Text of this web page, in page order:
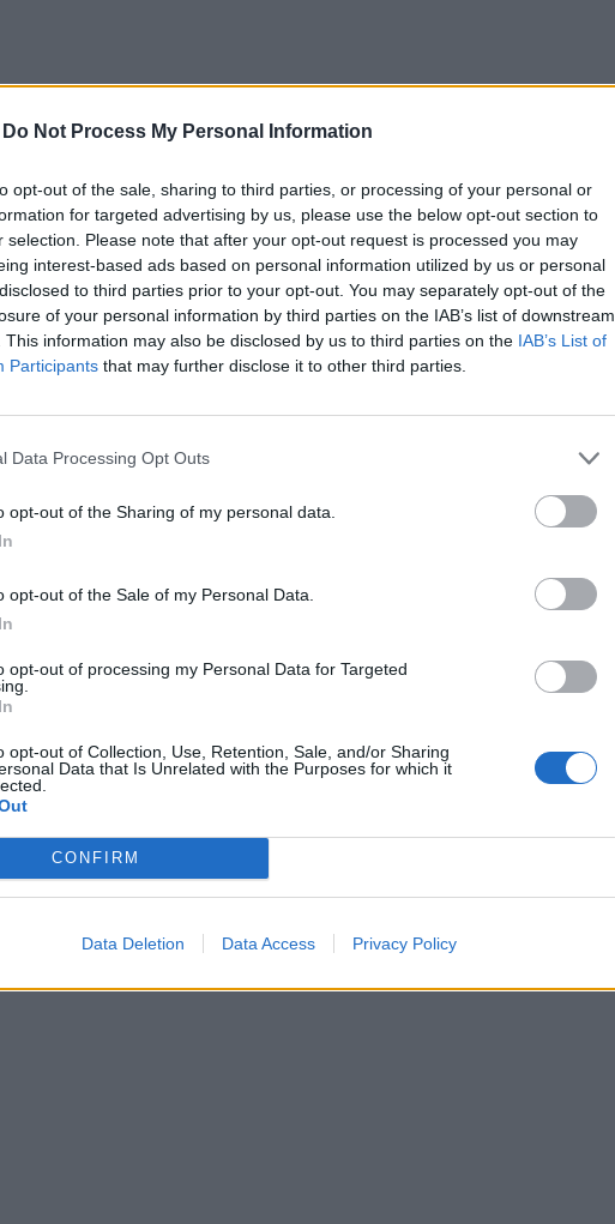
Do Not Process My Personal Information
opt-out of the sale, sharing to third parties, or processing of your personal or
for targeted advertising by us, please use the below opt-out section to
selection. Please note that after your opt-out request is processed you may
interest-based ads based on personal information utilized by us or personal
to third parties prior to your opt-out. You may separately opt-out of the
of your personal information by third parties on the IAB’s list of downstream
This information may also be disclosed by us to third parties on the IAB’s List of
Participants that may further disclose it to other third parties.
Data Processing Opt Outs
opt-out of the Sharing of my personal data.
opt-out of the Sale of my Personal Data.
opt-out of processing my Personal Data for Targeted
opt-out of Collection, Use, Retention, Sale, and/or Sharing
Data that Is Unrelated with the Purposes for which it
CONFIRM
Data Deletion Data Access Privacy Policy
r...
ni...
so...